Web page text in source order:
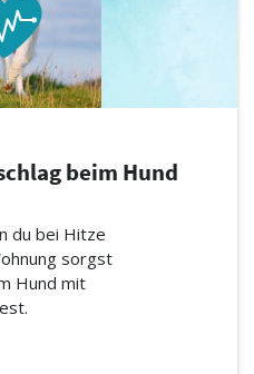
beim Hund
du bei Hitze
sorgst
Hund mit